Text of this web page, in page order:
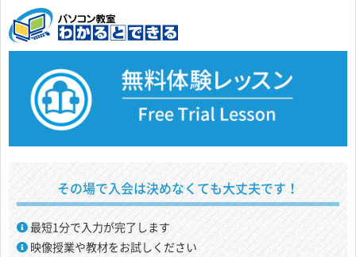
その場で入会は決めなくても大丈夫です！
最短1分で入力が完了します
映像授業や教材をお試しください